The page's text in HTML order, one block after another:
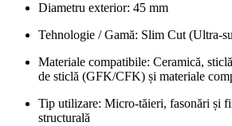
Diametru exterior: 45 mm
Tehnologie / Gamă: Slim Cut (Ultra-
Materiale compatibile: Ceramică,
de sticlă (GFK/CFK) și materiale
Tip utilizare: Micro-tăieri, fasonări și
structurală